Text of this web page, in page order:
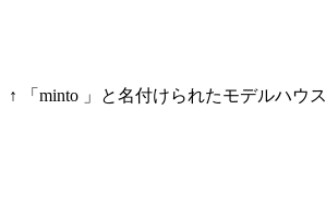
↑ 「minto 」と名付けられたモデルハウス